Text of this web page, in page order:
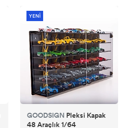
YENİ
GOODSIGN Pleksi Kapak
48 Araçlık 1/64